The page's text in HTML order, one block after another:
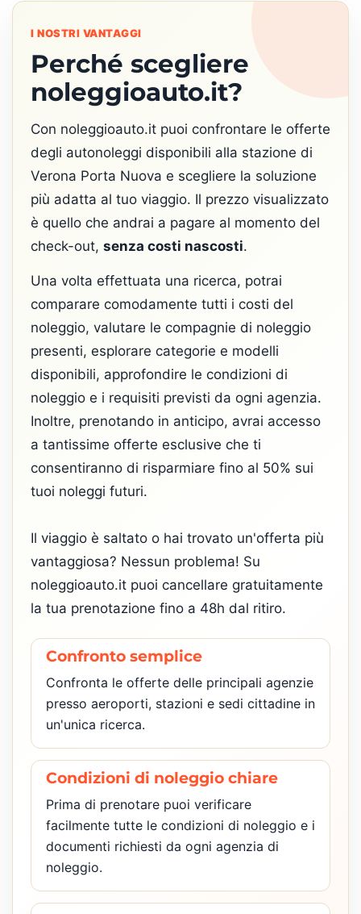
I NOSTRI VANTAGGI
Perché scegliere
noleggioauto.it?
Con noleggioauto.it puoi confrontare le offerte
degli autonoleggi disponibili alla stazione di
Verona Porta Nuova e scegliere la soluzione
più adatta al tuo viaggio. Il prezzo visualizzato
è quello che andrai a pagare al momento del
check-out, senza costi nascosti.
Una volta effettuata una ricerca, potrai
comparare comodamente tutti i costi del
noleggio, valutare le compagnie di noleggio
presenti, esplorare categorie e modelli
disponibili, approfondire le condizioni di
noleggio e i requisiti previsti da ogni agenzia.
Inoltre, prenotando in anticipo, avrai accesso
a tantissime offerte esclusive che ti
consentiranno di risparmiare fino al 50% sui
tuoi noleggi futuri.
Il viaggio è saltato o hai trovato un'offerta più
vantaggiosa? Nessun problema! Su
noleggioauto.it puoi cancellare gratuitamente
la tua prenotazione fino a 48h dal ritiro.
Confronto semplice
Confronta le offerte delle principali agenzie
presso aeroporti, stazioni e sedi cittadine in
un'unica ricerca.
Condizioni di noleggio chiare
Prima di prenotare puoi verificare
facilmente tutte le condizioni di noleggio e i
documenti richiesti da ogni agenzia di
noleggio.